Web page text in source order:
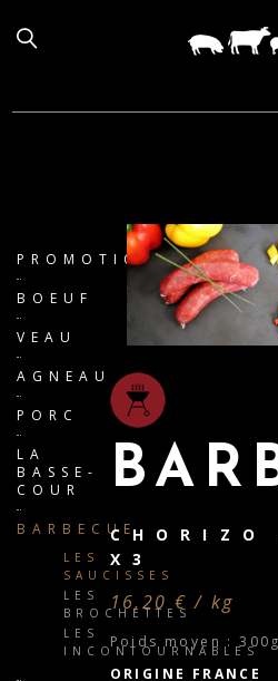
CHORIZO
X3
16,20 € / kg
Poids moyen : 300g
ORIGINE FRANCE
PROMOTIONS
BOEUF
VEAU
AGNEAU
PORC
LA
BASSE-
COUR
BARBECUE
LES
SAUCISSES
LES
BROCHETTES
LES
INCONTOURNABLES